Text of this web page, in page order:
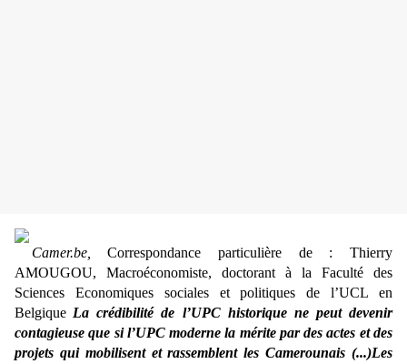
Camer.be,
Correspondance particulière de : Thierry
AMOUGOU, Macroéconomiste, doctorant à la Faculté des
Sciences Economiques sociales et politiques de l’UCL en
Belgique La crédibilité de l’UPC historique ne peut devenir
contagieuse que si l’UPC moderne la mérite par des actes et des
projets qui mobilisent et rassemblent les Camerounais (...)Les